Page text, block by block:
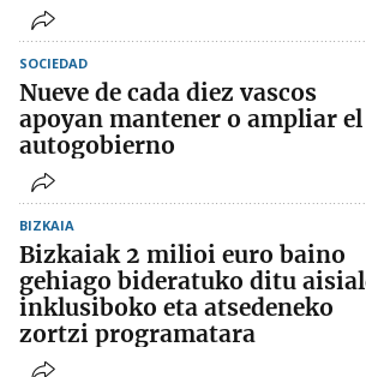
SOCIEDAD
Nueve de cada diez vascos
apoyan mantener o ampliar el
autogobierno
BIZKAIA
Bizkaiak 2 milioi euro baino
gehiago bideratuko ditu
inklusiboko eta atsedeneko
zortzi programatara